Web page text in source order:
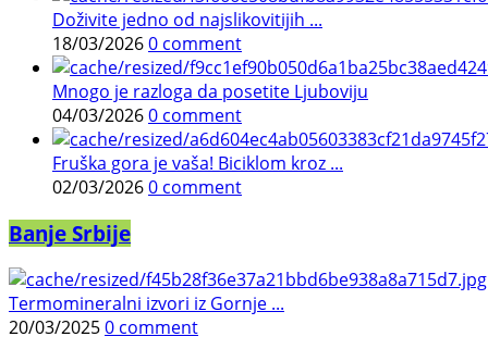
Doživite jedno od najslikovitijih ...
18/03/20260 comment
Mnogo je razloga da posetite Ljuboviju
04/03/20260 comment
Fruška gora je vaša! Biciklom kroz ...
02/03/20260 comment
Banje Srbije
Termomineralni izvori iz Gornje ...
20/03/20250 comment